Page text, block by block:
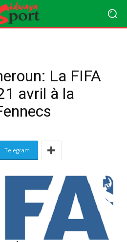
La FIFA
avril à la
Telegram